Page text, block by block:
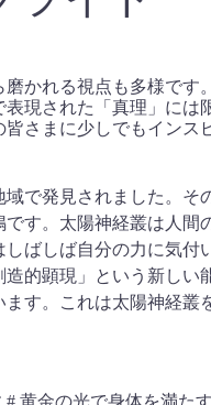
かれる視点も多様で
現された「真理」に
さまに少しでもイン
で発見されました。
す。太陽神経叢は人
ばしば自分の力に気
的顕現」という新し
す。これは太陽神経
黄金の光で身体を満たす